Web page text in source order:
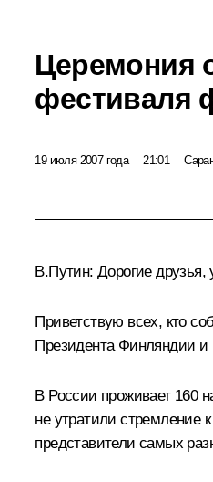
Церемония
фестиваля
19 июля 2007 года 21:01
В.Путин: Дорогие друзья,
Приветствую всех, кто
Президента Финляндии и
В России проживает 160
не утратили стремление
представители самых